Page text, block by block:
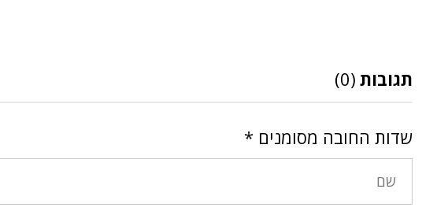
תגובות (0)
שדות החובה מסומנים *